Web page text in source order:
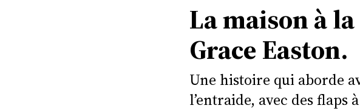
La maison à
Grace Easton.
Une histoire qui aborde
l’entraide, avec des